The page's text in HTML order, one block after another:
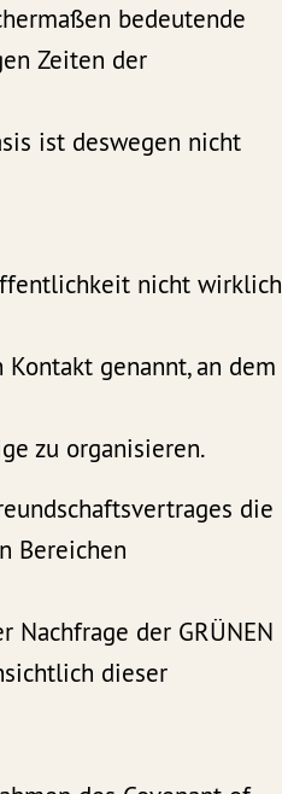
bedeutende
Zeiten der
ist deswegen nicht
nicht wirklich
genannt, an dem
zu organisieren.
die
Bereichen
Nachfrage der GRÜNEN
dieser